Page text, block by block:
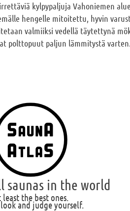
kylpypaljuja Vahoniemen
hengelle mitoitettu, hyvin
valmiiksi vedellä täytettynä
polttopuut paljun lämmitystä varten.
saunas in the world
least the best ones.
look and judge yourself.